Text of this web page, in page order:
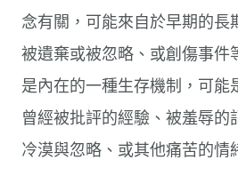
念有關，可能來自於早期的長
被遺棄或被忽略、或創傷事件
是內在的一種生存機制，可能
曾經被批評的經驗、被羞辱的
冷漠與忽略、或其他痛苦的情